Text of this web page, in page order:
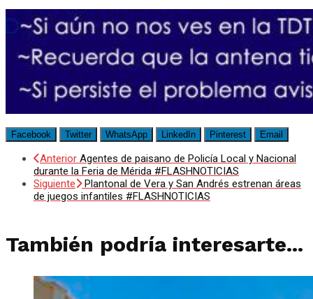
Facebook Twitter WhatsApp LinkedIn Pinterest Email
Anterior Agentes de paisano de Policía Local y Nacional
durante la Feria de Mérida #FLASHNOTICIAS
Siguiente
Plantonal de Vera y San Andrés estrenan áreas
de juegos infantiles #FLASHNOTICIAS
También podría interesarte...